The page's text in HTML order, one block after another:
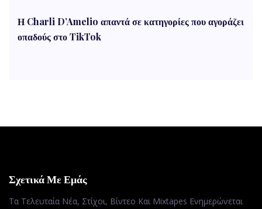
Η Charli D’Amelio απαντά σε κατηγορίες που αγοράζει
οπαδούς στο TikTok
Σχετικά Με Εμάς
Τα Τελευταία Νέα, Στίχοι, Βίντεο Και Mixtapes Ενημερώνεται